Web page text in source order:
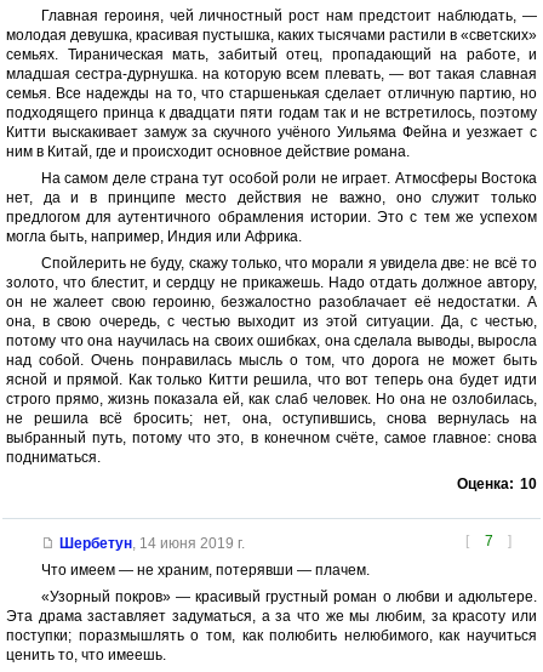
Главная героиня, чей личностный рост нам предстоит наблюдать, —
молодая девушка, красивая пустышка, каких тысячами растили в «светских»
семьях. Тираническая мать, забитый отец, пропадающий на работе, и
младшая сестра-дурнушка. на которую всем плевать, — вот такая славная
семья. Все надежды на то, что старшенькая сделает отличную партию, но
подходящего принца к двадцати пяти годам так и не встретилось, поэтому
Китти выскакивает замуж за скучного учёного Уильяма Фейна и уезжает с
ним в Китай, где и происходит основное действие романа.
На самом деле страна тут особой роли не играет. Атмосферы Востока
нет, да и в принципе место действия не важно, оно служит только
предлогом для аутентичного обрамления истории. Это с тем же успехом
могла быть, например, Индия или Африка.
Спойлерить не буду, скажу только, что морали я увидела две: не всё то
золото, что блестит, и сердцу не прикажешь. Надо отдать должное автору,
он не жалеет свою героиню, безжалостно разоблачает её недостатки. А
она, в свою очередь, с честью выходит из этой ситуации. Да, с честью,
потому что она научилась на своих ошибках, она сделала выводы, выросла
над собой. Очень понравилась мысль о том, что дорога не может быть
ясной и прямой. Как только Китти решила, что вот теперь она будет идти
строго прямо, жизнь показала ей, как слаб человек. Но она не озлобилась,
не решила всё бросить; нет, она, оступившись, снова вернулась на
выбранный путь, потому что это, в конечном счёте, самое главное: снова
подниматься.
Оценка: 10
[ 7 ]
Шербетун, 14 июня 2019 г.
Что имеем — не храним, потерявши — плачем.
«Узорный покров» — красивый грустный роман о любви и адюльтере.
Эта драма заставляет задуматься, а за что же мы любим, за красоту или
поступки; поразмышлять о том, как полюбить нелюбимого, как научиться
ценить то, что имеешь.